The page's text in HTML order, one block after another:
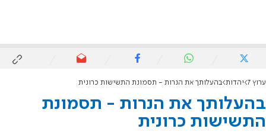
ערוץ 7 יהדות בהעלותך את הנרות - תסמונת התשישות כרונית
בהעלותך את הנרות - תסמונת
התשישות כרונית